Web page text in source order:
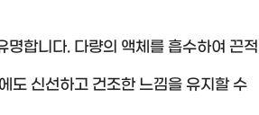
명합니다. 다량의 액체를 흡수하여 끈적
도 신선하고 건조한 느낌을 유지할 수